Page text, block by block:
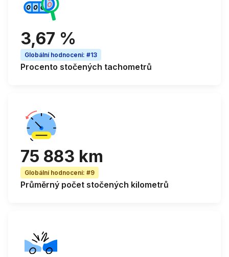
3,67 %
Globální hodnocení: #13
Procento stočených tachometrů
75 883 km
Globální hodnocení: #9
Průměrný počet stočených kilometrů